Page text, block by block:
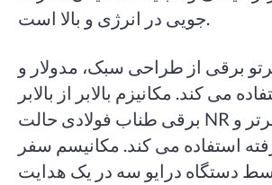
جویی در انرژی و بالا است.
برقی از طراحی سبک، مدولار و
می کند. مکانیزم بالابر از بالابر
برقی طناب فولادی حالت NR با عملکرد برتر و
استفاده می کند. مکانیسم سفر
دستگاه درایو سه در یک هدایت